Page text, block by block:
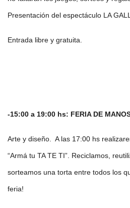
Presentación del espectáculo LA
Entrada libre y gratuita.
-15:00 a 19:00 hs: FERIA DE
Arte y diseño. A las 17:00 hs
“Armá tu TA TE TI”. Reciclamos,
sorteamos una torta entre todos los
feria!